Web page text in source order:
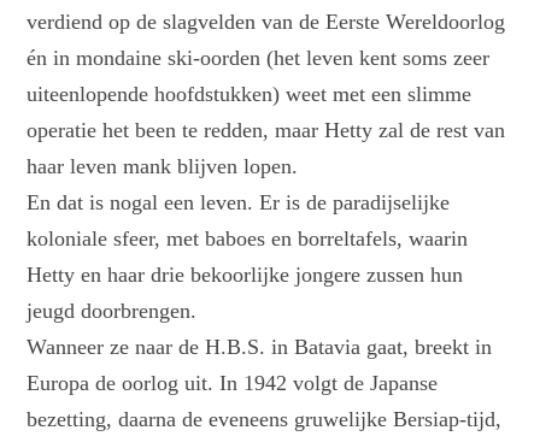
verdiend op de slagvelden van de Eerste Wereldoorlog
én in mondaine ski-oorden (het leven kent soms zeer
uiteenlopende hoofdstukken) weet met een slimme
operatie het been te redden, maar Hetty zal de rest van
haar leven mank blijven lopen.
En dat is nogal een leven. Er is de paradijselijke
koloniale sfeer, met baboes en borreltafels, waarin
Hetty en haar drie bekoorlijke jongere zussen hun
jeugd doorbrengen.
Wanneer ze naar de H.B.S. in Batavia gaat, breekt in
Europa de oorlog uit. In 1942 volgt de Japanse
bezetting, daarna de eveneens gruwelijke Bersiap-tijd,